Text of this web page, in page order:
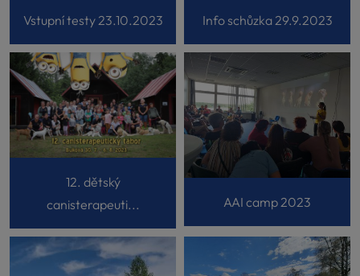
Vstupní testy 23.10.2023 Info schůzka 29.9.2023
12. dětský
canisterapeuti...
AAI camp 2023